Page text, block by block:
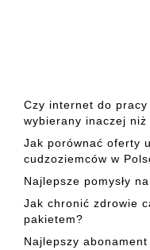
Czy internet do
wybierany inaczej
Jak porównać oferty
cudzoziemców w
Najlepsze pomysły
Jak chronić zdrowie
pakietem?
Najlepszy